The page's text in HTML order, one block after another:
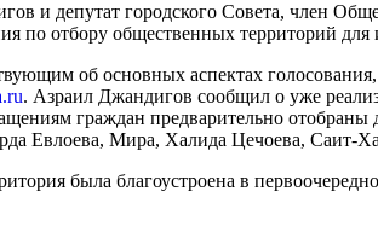
и депутат городского Совета, член
по отбору общественных территорий
об основных аспектах
. Азраил Джандигов сообщил о уже
граждан предварительно
Евлоева, Мира, Халида Цечоева, Саит-
была благоустроена в